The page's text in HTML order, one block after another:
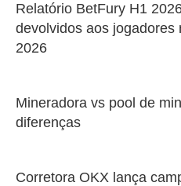
Relatório BetFury H1
devolvidos aos jogadores
2026
Mineradora vs pool de
diferenças
Corretora OKX lança